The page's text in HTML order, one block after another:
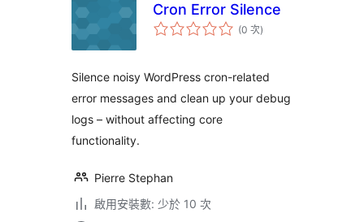
Cron Error Silence
(0 次評
分)
Silence noisy WordPress cron-related
error messages and clean up your debug
logs – without affecting core
functionality.
Pierre Stephan
啟用安裝數: 少於 10 次